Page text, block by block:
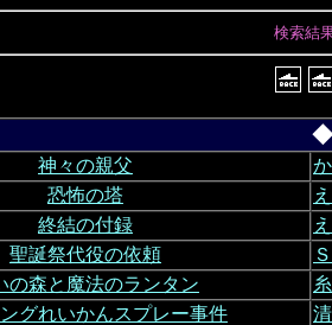
検索結
◆
神々の親父
恐怖の塔
終結の付録
聖誕祭代役の依頼
の森と魔法のランタン
グれいかんスプレー事件